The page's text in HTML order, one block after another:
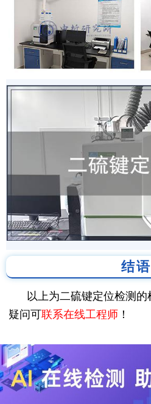
结语
以上为二硫键定位检测
疑问可联系在线工程师 ！